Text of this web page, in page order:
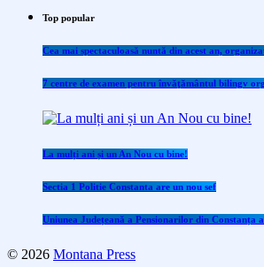
Top popular
Cea mai spectaculoasă nuntă din acest an,
7 centre de examen pentru învăţământul bilingv
La mulți ani și un An Nou cu bine!
Sectia 1 Politie Constanta are un nou sef
Uniunea Județeană a Pensionarilor din Constanța
© 2026 Montana Press